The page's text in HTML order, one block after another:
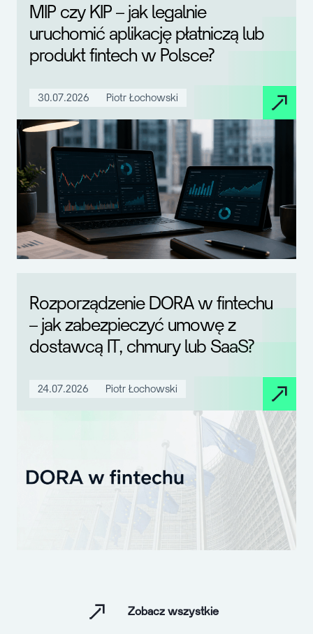
MIP czy KIP – jak legalnie
uruchomić aplikację płatniczą lub
produkt fintech w Polsce?
30.07.2026 Piotr Łochowski
Rozporządzenie DORA w fintechu
– jak zabezpieczyć umowę z
dostawcą IT, chmury lub SaaS?
24.07.2026 Piotr Łochowski
Zobacz wszystkie